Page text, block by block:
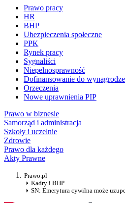
Prawo pracy
HR
BHP
Ubezpieczenia społeczne
PPK
Rynek pracy
Sygnaliści
Niepełnosprawność
Dofinansowanie do
Orzeczenia
Nowe uprawnienia PIP
Prawo w biznesie
Samorząd i administracja
Szkoły i uczelnie
Zdrowie
Prawo dla każdego
Akty Prawne
Prawo.pl
Kadry i BHP
SN: Emerytura cywilna może